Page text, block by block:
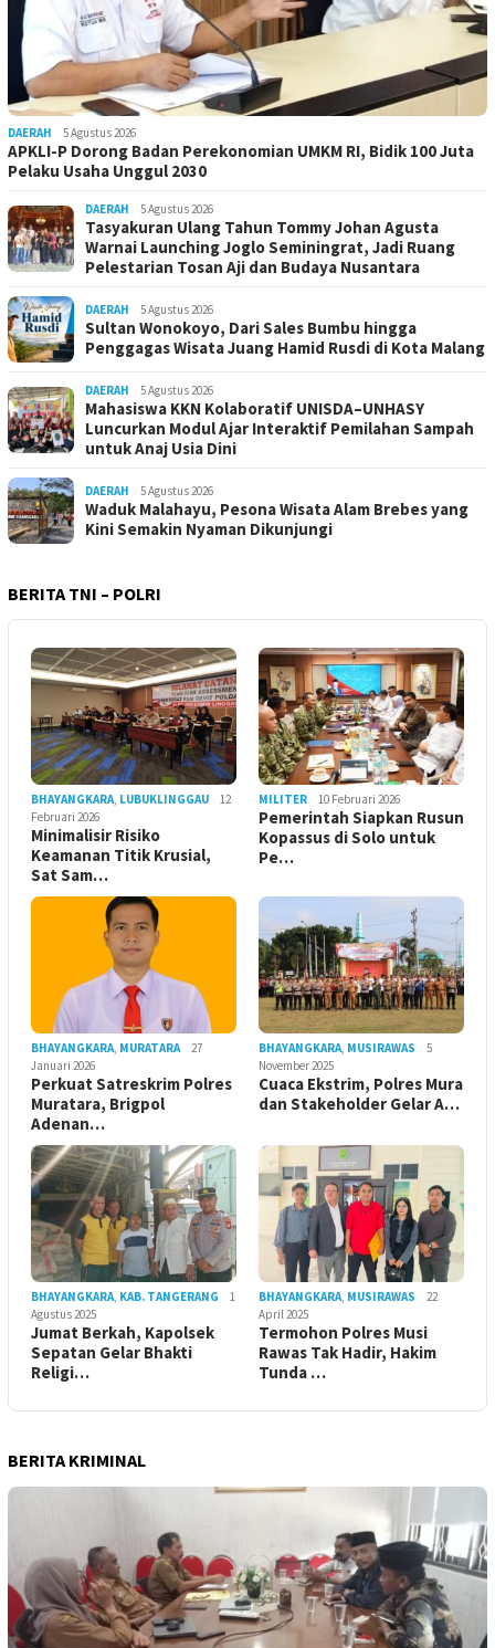
DAERAH 5 Agustus 2026
APKLI-P Dorong Badan Perekonomian UMKM RI, Bidik 100 Juta
Pelaku Usaha Unggul 2030
DAERAH 5 Agustus 2026
Tasyakuran Ulang Tahun Tommy Johan Agusta
Warnai Launching Joglo Seminingrat, Jadi Ruang
Pelestarian Tosan Aji dan Budaya Nusantara
DAERAH 5 Agustus 2026
Sultan Wonokoyo, Dari Sales Bumbu hingga
Penggagas Wisata Juang Hamid Rusdi di Kota Malang
DAERAH 5 Agustus 2026
Mahasiswa KKN Kolaboratif UNISDA–UNHASY
Luncurkan Modul Ajar Interaktif Pemilahan Sampah
untuk Anaj Usia Dini
DAERAH 5 Agustus 2026
Waduk Malahayu, Pesona Wisata Alam Brebes yang
Kini Semakin Nyaman Dikunjungi
BERITA TNI – POLRI
BHAYANGKARA, LUBUKLINGGAU
12
Februari 2026
Minimalisir Risiko
Keamanan Titik Krusial,
Sat Sam…
MILITER 10 Februari 2026
Pemerintah Siapkan Rusun
Kopassus di Solo untuk
Pe…
BHAYANGKARA, MURATARA
27
Januari 2026
Perkuat Satreskrim Polres
Muratara, Brigpol
Adenan…
BHAYANGKARA, MUSIRAWAS
5
November 2025
Cuaca Ekstrim, Polres Mura
dan Stakeholder Gelar A…
BHAYANGKARA, KAB. TANGERANG
1
Agustus 2025
Jumat Berkah, Kapolsek
Sepatan Gelar Bhakti
Religi…
BHAYANGKARA, MUSIRAWAS
22
April 2025
Termohon Polres Musi
Rawas Tak Hadir, Hakim
Tunda …
BERITA KRIMINAL